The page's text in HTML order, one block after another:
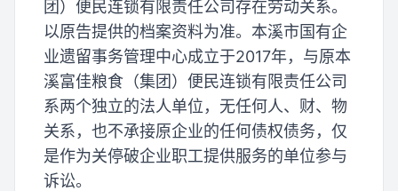
团）便民连锁有限责任公司存在劳动关系。
以原告提供的档案资料为准。本溪市国有企
业遗留事务管理中心成立于2017年，与原本
溪富佳粮食（集团）便民连锁有限责任公司
系两个独立的法人单位，无任何人、财、物
关系，也不承接原企业的任何债权债务，仅
是作为关停破企业职工提供服务的单位参与
诉讼。